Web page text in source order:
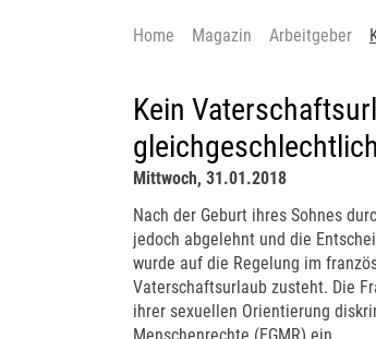
Home Magazin Arbeitgeber
Kein
Mittwoch, 31.01.2018
Nach der Geburt ihres Sohnes
jedoch abgelehnt und die
wurde auf die Regelung im
Vaterschaftsurlaub zusteht. Die
ihrer sexuellen Orientierung